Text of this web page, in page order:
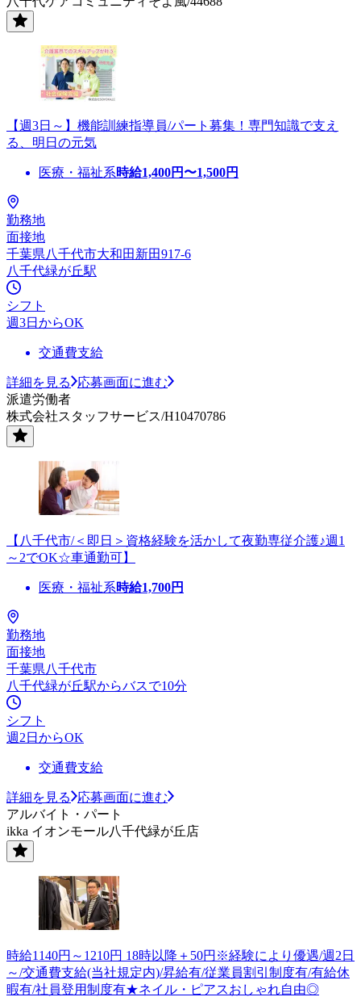
【週3日～】機能訓練指導員/パート募集！専門知識で支え
る、明日の元気
医療・福祉系時給1,400円〜1,500円
勤務地
面接地
千葉県八千代市大和田新田917-6
八千代緑が丘駅
シフト
週3日からOK
交通費支給
詳細を見る
応募画面に進む
派遣労働者
株式会社スタッフサービス/H10470786
【八千代市/＜即日＞資格経験を活かして夜勤専従介護♪週1
～2でOK☆車通勤可】
医療・福祉系時給1,700円
勤務地
面接地
千葉県八千代市
八千代緑が丘駅からバスで10分
シフト
週2日からOK
交通費支給
詳細を見る
応募画面に進む
アルバイト・パート
ikka イオンモール八千代緑が丘店
時給1140円～1210円 18時以降＋50円※経験により優遇/週2日
～/交通費支給(当社規定内)/昇給有/従業員割引制度有/有給休
暇有/社員登用制度有★ネイル・ピアスおしゃれ自由◎